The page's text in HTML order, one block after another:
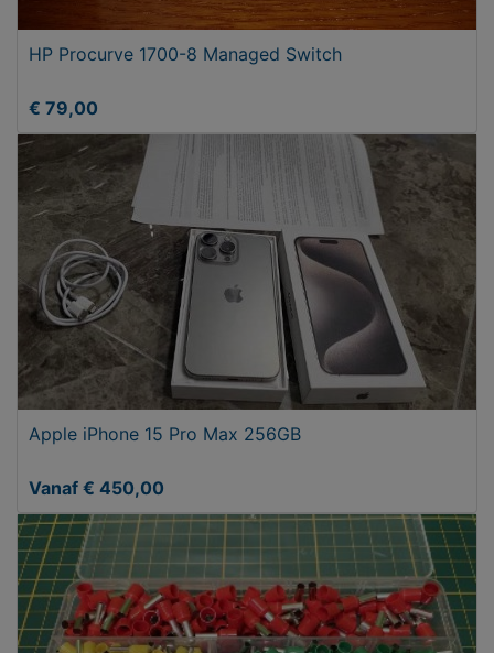
HP Procurve 1700-8 Managed Switch
€ 79,00
Apple iPhone 15 Pro Max 256GB
Vanaf € 450,00